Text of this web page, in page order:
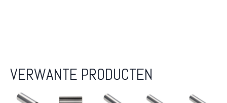
VERWANTE PRODUCTEN